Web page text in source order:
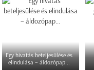
Egy hivatás beteljesülése és
elindulása – áldozópap...